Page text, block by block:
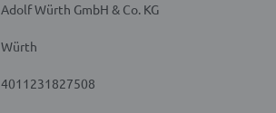
Adolf Würth GmbH & Co. KG
Würth
4011231827508